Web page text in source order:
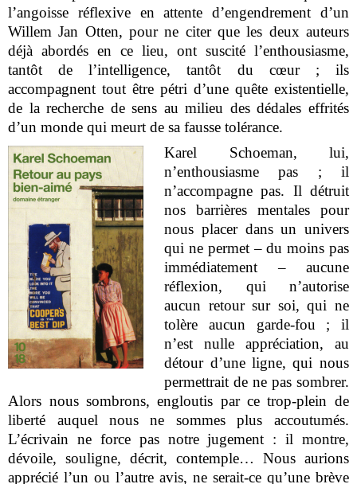
l’angoisse réflexive en attente d’engendrement d’un
Willem Jan Otten, pour ne citer que les deux auteurs
déjà abordés en ce lieu, ont suscité l’enthousiasme,
tantôt de l’intelligence, tantôt du cœur ; ils
accompagnent tout être pétri d’une quête existentielle,
de la recherche de sens au milieu des dédales effrités
d’un monde qui meurt de sa fausse tolérance.
Karel Schoeman, lui,
n’enthousiasme pas ; il
n’accompagne pas. Il détruit
nos barrières mentales pour
nous placer dans un univers
qui ne permet – du moins pas
immédiatement – aucune
réflexion, qui n’autorise
aucun retour sur soi, qui ne
tolère aucun garde-fou ; il
n’est nulle appréciation, au
détour d’une ligne, qui nous
permettrait de ne pas sombrer.
Alors nous sombrons, engloutis par ce trop-plein de
liberté auquel nous ne sommes plus accoutumés.
L’écrivain ne force pas notre jugement : il montre,
dévoile, souligne, décrit, contemple… Nous aurions
apprécié l’un ou l’autre avis, ne serait-ce qu’une brève